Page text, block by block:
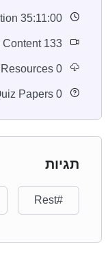
35:11:00 Duration
133 Lesson Content
0 Downloadable Resources
0 Quiz Papers
תגיות
#Rest